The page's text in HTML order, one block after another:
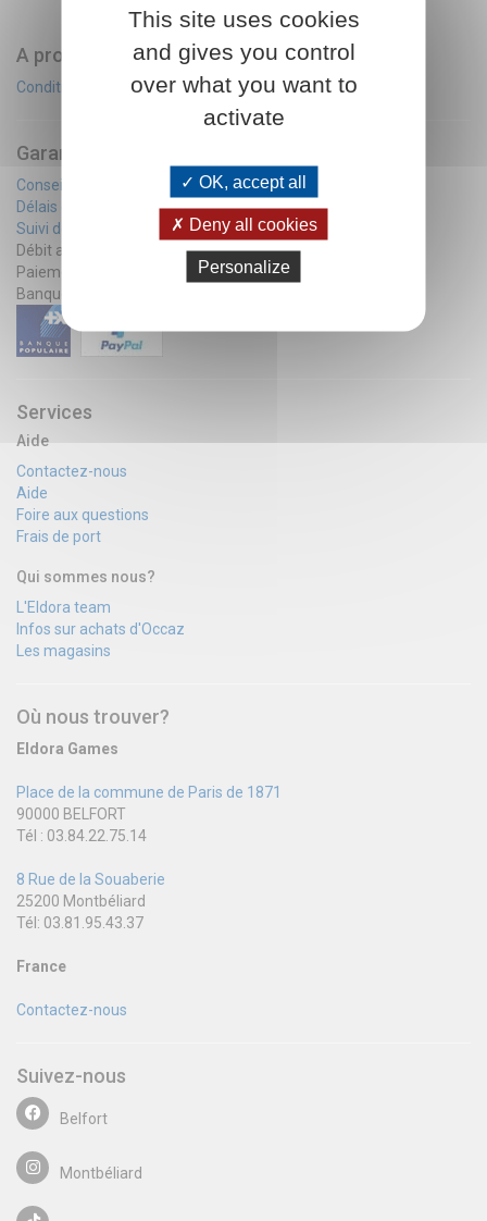
A propos
Conditions générales de ventes
Garanties
Conseils avant vente
Délais d'expédition
Suivi de commande
Débit après expédition
Paiement sécurisé par la
Banque Populaire ou Paypal
Services
Aide
Contactez-nous
Aide
Foire aux questions
Frais de port
Qui sommes nous?
L'Eldora team
Infos sur achats d'Occaz
Les magasins
Où nous trouver?
Eldora Games
Place de la commune de Paris de 1871
90000 BELFORT
Tél : 03.84.22.75.14
8 Rue de la Souaberie
25200 Montbéliard
Tél: 03.81.95.43.37
France
Contactez-nous
Suivez-nous
Belfort
Montbéliard
This site uses cookies
and gives you control
over what you want to
activate
OK, accept all
Deny all cookies
Personalize